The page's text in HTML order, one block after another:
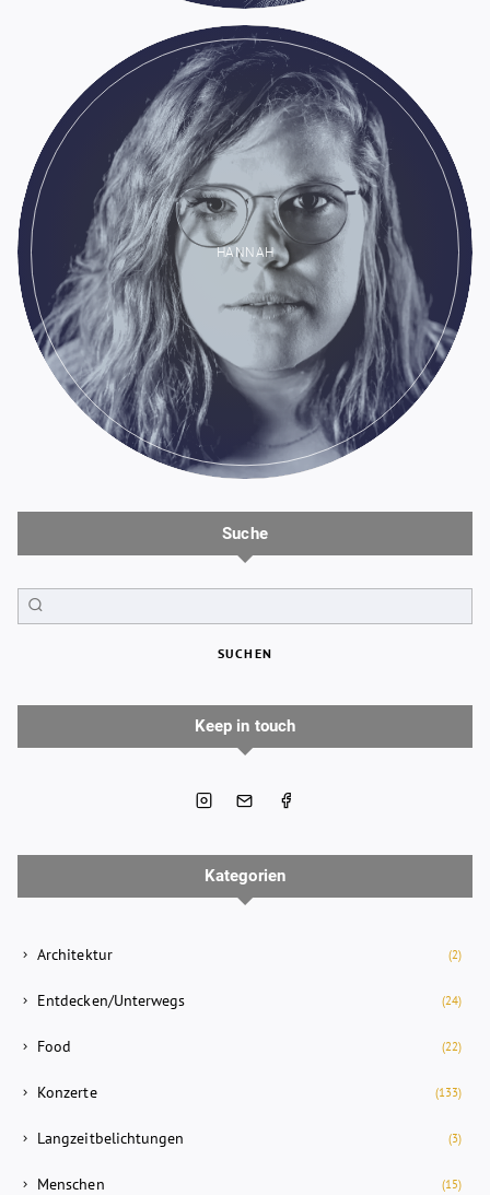
HANNAH
Suche
SUCHEN
Keep in touch
Kategorien
Architektur (2)
Entdecken/Unterwegs (24)
Food (22)
Konzerte (133)
Langzeitbelichtungen (3)
Menschen (15)